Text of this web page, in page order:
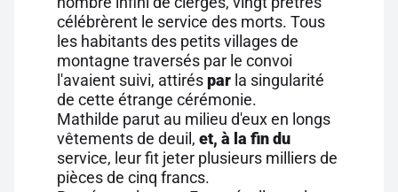
célébrèrent le service des morts. Tous
les habitants des petits villages de
montagne traversés par le convoi
l'avaient suivi, attiréspar la singularité
de cette étrange cérémonie.
Mathilde parut au milieu d'eux en longs
vêtements de deuil, et, à la fin du
service, leur fit jeter plusieurs milliers de
pièces de cinq francs.